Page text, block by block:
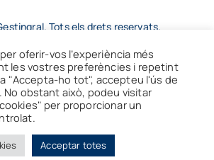
Tots els drets reservats.
CAT
oferir-vos l’experiència més
les vostres preferències i repetint
"Accepta-ho tot", accepteu l'ús de
obstant això, podeu visitar
per proporcionar un
Acceptar totes